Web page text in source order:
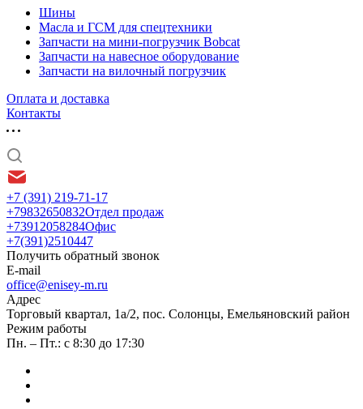
Шины
Масла и ГСМ для спецтехники
Запчасти на мини-погрузчик Bobcat
Запчасти на навесное оборудование
Запчасти на вилочный погрузчик
Оплата и доставка
Контакты
+7 (391) 219-71-17
+79832650832Отдел продаж
+73912058284Офис
+7(391)2510447
Получить обратный звонок
E-mail
office@enisey-m.ru
Адрес
​Торговый квартал, 1а/2, пос. Солонцы, Емельяновский район
Режим работы
Пн. – Пт.: с 8:30 до 17:30